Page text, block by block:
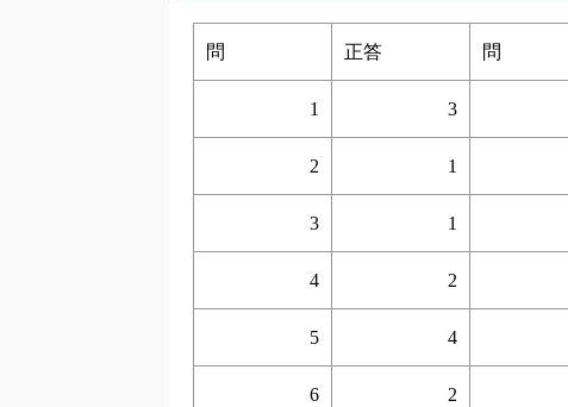
問 正答 問
1 3
2 1
3 1
4 2
5 4
6 2